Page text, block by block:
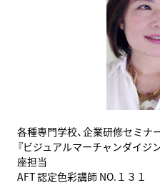
各種専門学校、企業研修セミナ
『ビジュアルマーチャンダイジ
座担当
AFT 認定色彩講師 NO.１３１